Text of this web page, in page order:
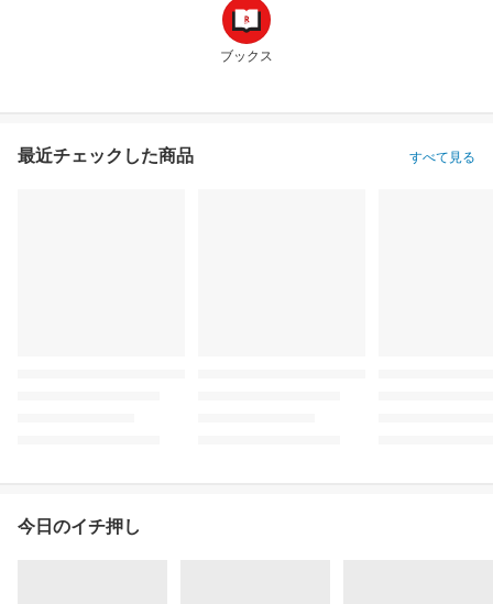
ブックス
最近チェックした商品 すべて見る
今日のイチ押し